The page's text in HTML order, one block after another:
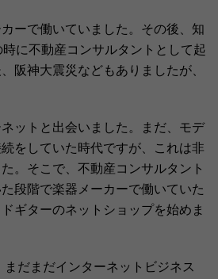
ーで働いていました。その後、知
に不動産コンサルタントとして起
阪神大震災などもありましたが、
ットと出会いました。まだ、モデ
をしていた時代ですが、これは非
。そこで、不動産コンサルタント
段階で楽器メーカーで働いていた
ギターのネットショップを始めま
だまだインターネットビジネス